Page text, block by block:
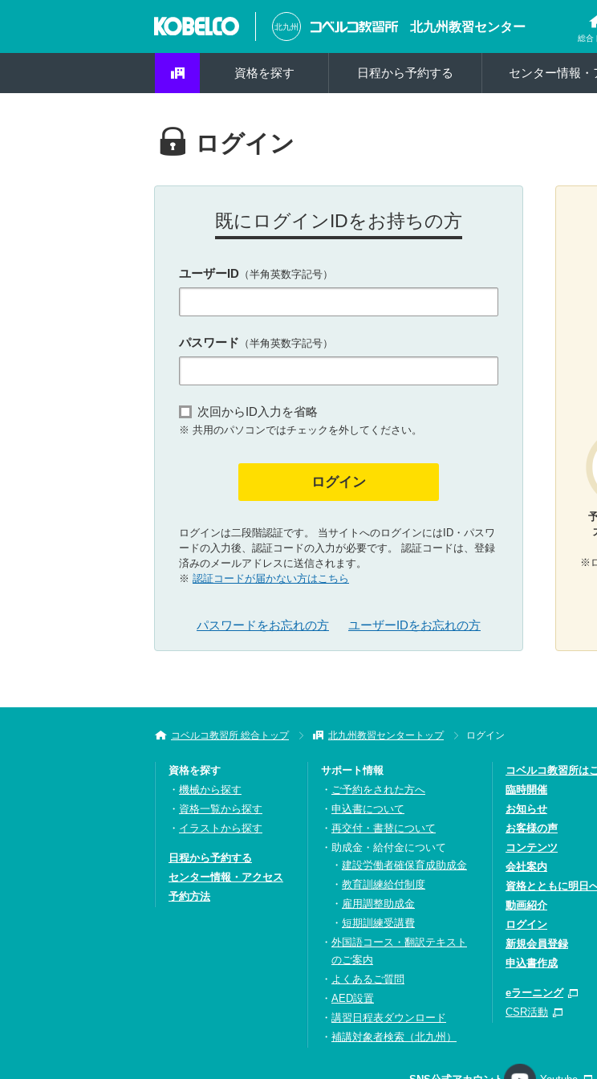
北九州 北九州教習センター
総合
資格を探す 日程から予約する センター情報・
ログイン
既にログインIDをお持ちの方
ユーザーID （半角英数字記号）
パスワード （半角英数字記号）
次回からID入力を省略
※ 共用のパソコンではチェックを外してください。
ログイン
ログインは二段階認証です。 当サイトへのログインにはID・パスワ
ードの入力後、認証コードの入力が必要です。 認証コードは、登録
済みのメールアドレスに送信されます。
※ 認証コードが届かない方はこちら
パスワードをお忘れの方 ユーザーIDをお忘れの方
※
コベルコ教習所 総合トップ 北九州教習センタートップ ログイン
資格を探す
機械から探す
資格一覧から探す
イラストから探す
日程から予約する
センター情報・アクセス
予約方法
サポート情報
ご予約をされた方へ
申込書について
再交付・書替について
助成金・給付金について
建設労働者確保育成助成金
教育訓練給付制度
雇用調整助成金
短期訓練受講費
外国語コース・翻訳テキスト
のご案内
よくあるご質問
AED設置
講習日程表ダウンロード
補講対象者検索（北九州）
コベルコ教習所は
臨時開催
お知らせ
お客様の声
コンテンツ
会社案内
資格とともに明日へ
動画紹介
ログイン
新規会員登録
申込書作成
eラーニング
CSR活動